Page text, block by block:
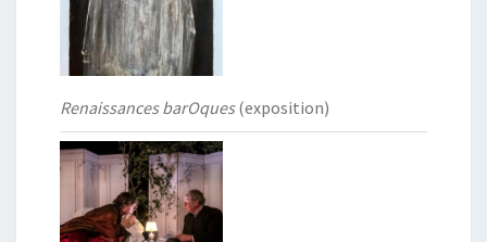
Renaissances barOques(exposition)